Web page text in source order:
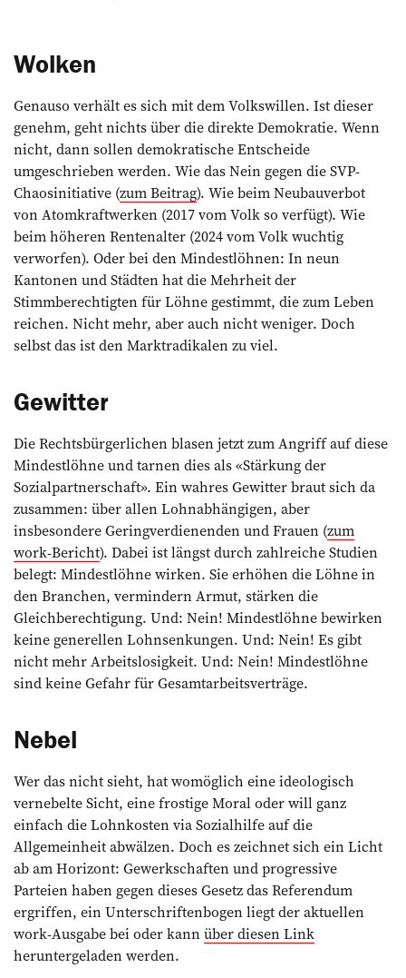
Wolken
Genauso verhält es sich mit dem Volkswillen. Ist dieser
genehm, geht nichts über die direkte Demokratie. Wenn
nicht, dann sollen demokratische Entscheide
umgeschrieben werden. Wie das Nein gegen die SVP-
Chaosinitiative (zum Beitrag). Wie beim Neubauverbot
von Atomkraftwerken (2017 vom Volk so verfügt). Wie
beim höheren ­Rentenalter (2024 vom Volk wuchtig
verworfen). Oder bei den Mindestlöhnen: In neun
Kantonen und Städten hat die Mehrheit der
Stimmberechtigten für Löhne gestimmt, die zum Leben
reichen. Nicht mehr, aber auch nicht weniger. Doch
selbst das ist den Marktradikalen zu viel.
Gewitter
Die Rechtsbürgerlichen blasen jetzt zum Angriff auf diese
Mindestlöhne und tarnen dies als «Stärkung der
Sozialpartnerschaft». Ein wahres ­Gewitter braut sich da
zusammen: über allen Lohnabhängigen, aber
insbesondere Geringverdienenden und Frauen (zum
work-Bericht). Dabei ist längst durch zahlreiche Studien
belegt: Mindestlöhne wirken. Sie erhöhen die Löhne in
den ­Branchen, vermindern Armut, stärken die
Gleichberechtigung. Und: Nein! Mindestlöhne bewirken
keine generellen Lohnsenkungen. Und: Nein! Es gibt
nicht mehr Arbeitslosigkeit. Und: Nein! Mindest­löhne
sind keine Gefahr für Gesamtarbeitsverträge.
Nebel
Wer das nicht sieht, hat womöglich eine ideologisch
vernebelte Sicht, eine frostige Moral oder will ganz
einfach die Lohnkosten via Sozialhilfe auf die
Allgemeinheit abwälzen. Doch es zeichnet sich ein Licht
ab am Horizont: Gewerkschaften und progressive
Parteien haben gegen dieses Gesetz das Referendum
ergriffen, ein Unterschriftenbogen liegt der aktuellen
work-Ausgabe bei oder kannüber diesen Link
heruntergeladen werden.